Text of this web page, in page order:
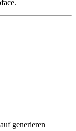
generieren